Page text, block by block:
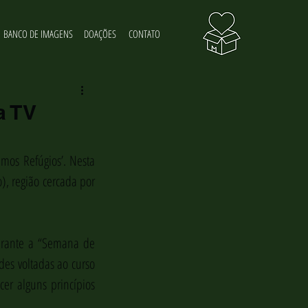
TV
Refúgios’. Nesta
região cercada por
a “Semana de
voltadas ao curso
alguns princípios
BANCO DE IMAGENS DOAÇÕES CONTATO